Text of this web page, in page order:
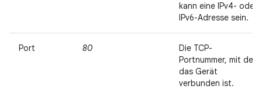
kann eine IPv4- oder
IPv6-Adresse sein.
Port 80
Die TCP-
Portnummer, mit der
das Gerät
verbunden ist.